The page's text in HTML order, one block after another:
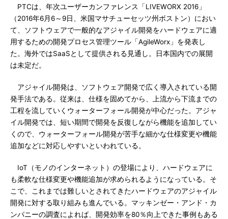
PTCは、年次ユーザーカンファレンス「LIVEWORX 2016」
（2016年6月6～9日、米国マサチューセッツ州ボストン）におい
て、ソフトウェアで一般的なアジャイル開発をハードウェアに適
用するための開発プロセス管理ツール「AgileWorx」を発表し
た。海外ではSaaSとして提供される見通し。日本国内での展開
は未定だ。
アジャイル開発は、ソフトウェア開発で広く導入されている開
発手法である。従来は、仕様を固めてから、上流から下流までの
工程を流していくウォーターフォール開発が中心だった。アジャ
イル開発では、短い期間で開発を反復しながら機能を追加してい
くので、ウォーターフォール開発が苦手な細かな仕様変更や機能
追加などに対応しやすいといわれている。
IoT（モノのインターネット）の登場により、ハードウェアに
も柔軟な仕様変更や機能追加が求められるようになっている。そ
こで、これまでは難しいとされてきたハードウェアのアジャイル
開発に対する取り組みも進んでいる。マッキンゼー・アンド・カ
ンパニーの調査によれば、開発効率を80％向上できた事例もある